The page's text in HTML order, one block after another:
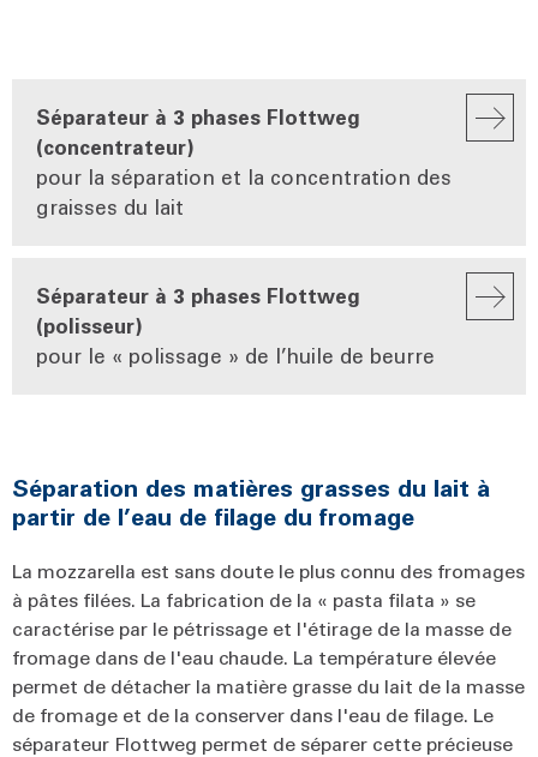
Séparateur à 3 phases Flottweg
(concentrateur)
pour la séparation et la concentration des
graisses du lait
Séparateur à 3 phases Flottweg
(polisseur)
pour le « polissage » de l’huile de beurre
Séparation des matières grasses du lait à
partir de l’eau de filage du fromage
La mozzarella est sans doute le plus connu des fromages
à pâtes filées. La fabrication de la « pasta filata » se
caractérise par le pétrissage et l'étirage de la masse de
fromage dans de l'eau chaude. La température élevée
permet de détacher la matière grasse du lait de la masse
de fromage et de la conserver dans l'eau de filage. Le
séparateur Flottweg permet de séparer cette précieuse